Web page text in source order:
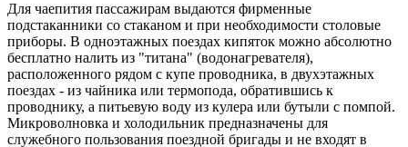
Для чаепития пассажирам выдаются фирменные
подстаканники со стаканом и при необходимости столовые
приборы. В одноэтажных поездах кипяток можно абсолютно
бесплатно налить из "титана" (водонагревателя),
расположенного рядом с купе проводника, в двухэтажных
поездах - из чайника или термопода, обратившись к
проводнику, а питьевую воду из кулера или бутыли с помпой.
Микроволновка и холодильник предназначены для
служебного пользования поездной бригады и не входят в